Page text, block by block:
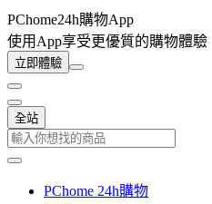
PChome24h購物App
使用App享受更優質的購物體驗
立即體驗
全站
PChome 24h購物